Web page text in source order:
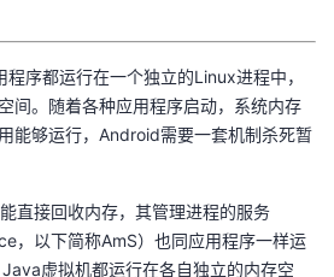
序都运行在一个独立的Linux进程中，
间。随着各种应用程序启动，系统内存
能够运行，Android需要一套机制杀死暂
直接回收内存，其管理进程的服务
，以下简称AmS）也同应用程序一样运
虚拟机都运行在各自独立的内存空